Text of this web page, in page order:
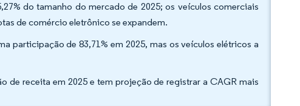
do tamanho do mercado de 2025; os veículos comerciais
de comércio eletrônico se expandem.
participação de 83,71% em 2025, mas os veículos elétricos a
de receita em 2025 e tem projeção de registrar a CAGR mais